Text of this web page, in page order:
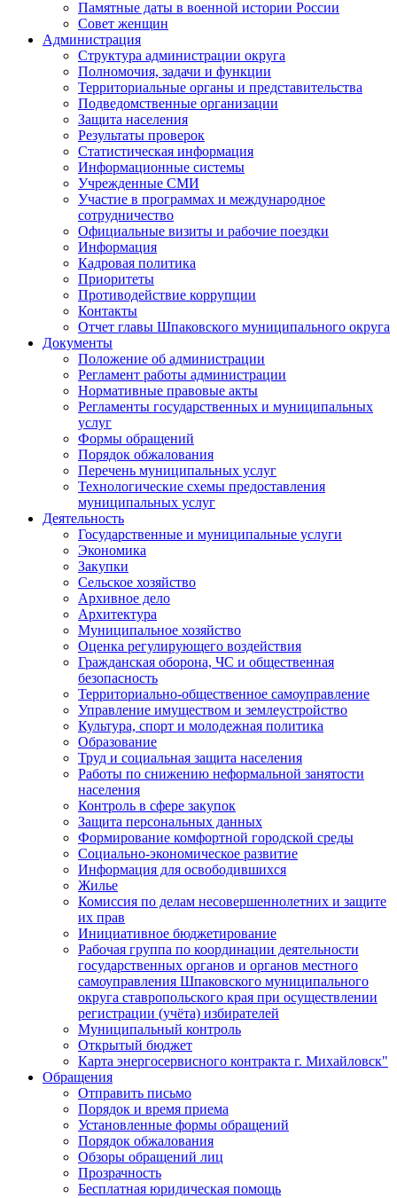
Памятные даты в военной истории России
Совет женщин
Администрация
Структура администрации округа
Полномочия, задачи и функции
Территориальные органы и представительства
Подведомственные организации
Защита населения
Результаты проверок
Статистическая информация
Информационные системы
Учрежденные СМИ
Участие в программах и международное
сотрудничество
Официальные визиты и рабочие поездки
Информация
Кадровая политика
Приоритеты
Противодействие коррупции
Контакты
Отчет главы Шпаковского муниципального округа
Документы
Положение об администрации
Регламент работы администрации
Нормативные правовые акты
Регламенты государственных и муниципальных
услуг
Формы обращений
Порядок обжалования
Перечень муниципальных услуг
Технологические схемы предоставления
муниципальных услуг
Деятельность
Государственные и муниципальные услуги
Экономика
Закупки
Сельское хозяйство
Архивное дело
Архитектура
Муниципальное хозяйство
Оценка регулирующего воздействия
Гражданская оборона, ЧС и общественная
безопасность
Территориально-общественное самоуправление
Управление имуществом и землеустройство
Культура, спорт и молодежная политика
Образование
Труд и социальная защита населения
Работы по снижению неформальной занятости
населения
Контроль в сфере закупок
Защита персональных данных
Формирование комфортной городской среды
Социально-экономическое развитие
Информация для освободившихся
Жилье
Комиссия по делам несовершеннолетних и защите
их прав
Инициативное бюджетирование
Рабочая группа по координации деятельности
государственных органов и органов местного
самоуправления Шпаковского муниципального
округа ставропольского края при осуществлении
регистрации (учёта) избирателей
Муниципальный контроль
Открытый бюджет
Карта энергосервисного контракта г. Михайловск"
Обращения
Отправить письмо
Порядок и время приема
Установленные формы обращений
Порядок обжалования
Обзоры обращений лиц
Прозрачность
Бесплатная юридическая помощь